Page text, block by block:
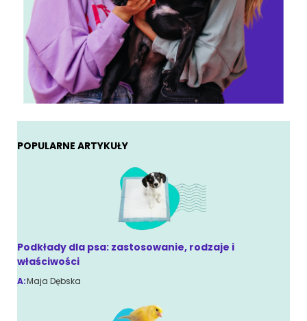
POPULARNE ARTYKUŁY
Podkłady dla psa: zastosowanie, rodzaje i
właściwości
A:Maja Dębska